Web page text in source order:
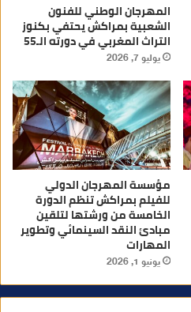
المهرجان الوطني للفنون
الشعبية بمراكش يحتفي بكنوز
التراث المغربي في دورته الـ55
يوليو 7, 2026
مؤسسة المهرجان الدولي
للفيلم بمراكش تنظم الدورة
الخامسة من ورشتها لتلقين
مبادئ النقد السينمائي وتطوير
المهارات
يونيو 1, 2026